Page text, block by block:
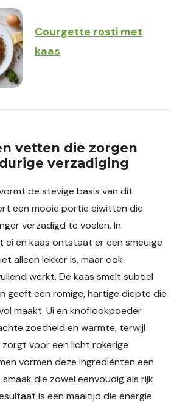
Courgette rosti met
kaas
vetten die zorgen
verzadiging
de stevige basis van dit
een mooie portie eiwitten die
verzadigd te voelen. In
ei en kaas ontstaat er een smeuïge
alleen lekker is, maar ook
werkt. De kaas smelt subtiel
geeft een romige, hartige diepte die
maakt. Ui en knoflookpoeder
zoetheid en warmte, terwijl
voor een licht rokerige
vormen deze ingrediënten een
die zowel eenvoudig als rijk
is een maaltijd die energie